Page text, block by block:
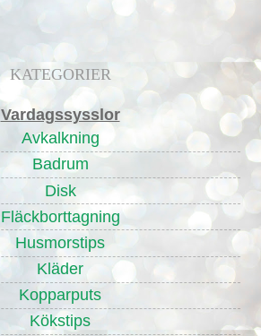
KATEGORIER
Vardagssysslor
Avkalkning
Badrum
Disk
Fläckborttagning
Husmorstips
Kläder
Kopparputs
Kökstips